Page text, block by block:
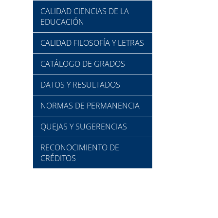
CALIDAD CIENCIAS DE LA
EDUCACIÓN
CALIDAD FILOSOFÍA Y LETRAS
CATÁLOGO DE GRADOS
DATOS Y RESULTADOS
NORMAS DE PERMANENCIA
QUEJAS Y SUGERENCIAS
RECONOCIMIENTO DE
CRÉDITOS